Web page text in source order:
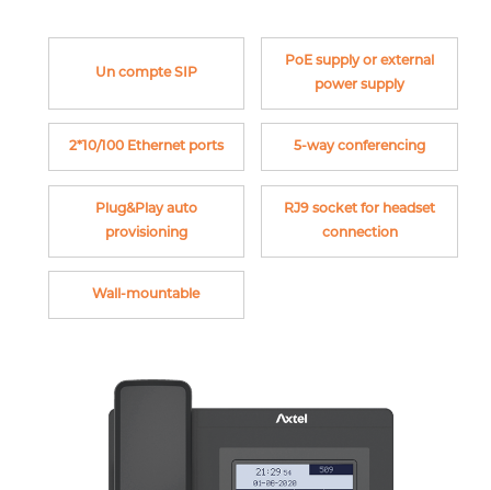
Un compte SIP
PoE supply or external
power supply
2*10/100 Ethernet ports 5-way conferencing
Plug&Play auto
provisioning
RJ9 socket for headset
connection
Wall-mountable